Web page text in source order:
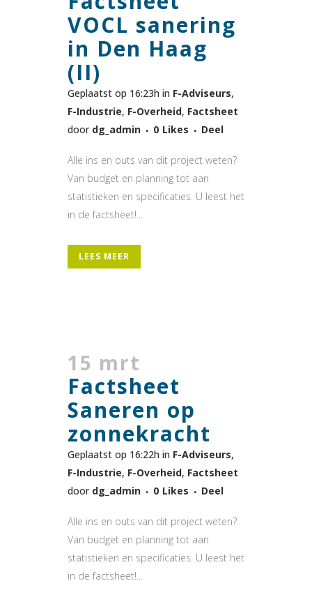
VOCL sanering
in Den Haag
(II)
Geplaatst op 16:23h in F-Adviseurs,
F-Industrie, F-Overheid, Factsheet
door dg_admin 0 Likes Deel
Alle ins en outs van dit project weten?
Van budget en planning tot aan
statistieken en specificaties. U leest het
in de factsheet!...
LEES MEER
15 mrt
Factsheet
Saneren op
zonnekracht
Geplaatst op 16:22h in F-Adviseurs,
F-Industrie, F-Overheid, Factsheet
door dg_admin 0 Likes Deel
Alle ins en outs van dit project weten?
Van budget en planning tot aan
statistieken en specificaties. U leest het
in de factsheet!...